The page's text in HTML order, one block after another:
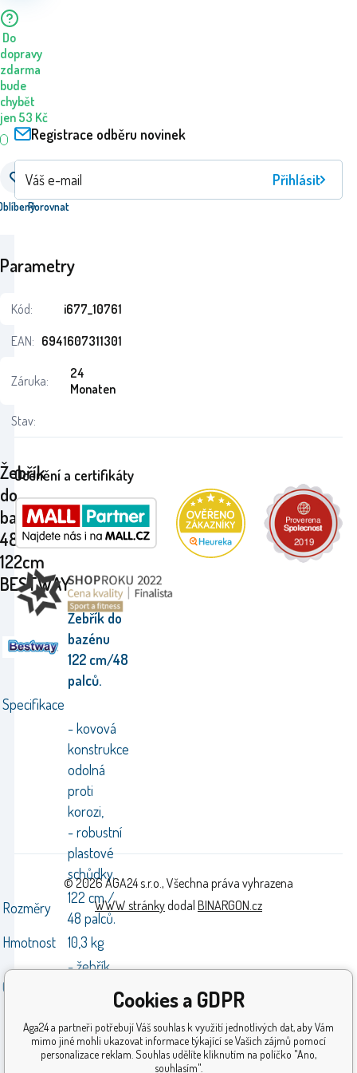
Do
dopravy
zdarma
bude
chybět
jen 53 Kč
Porovnat
Žebřík
do
bazénu
48
122cm
BESTWAY
Žebřík do
bazénu
122 cm/48
palců.
Specifikace
- kovová
konstrukce
odolná
proti
korozi,
- robustní
plastové
schůdky.
Rozměry
122 cm /
48 palců.
Hmotnost
10,3 kg
Obsah sady
- žebřík
EN16582-1;
EN16582-3
Parametry
Kód:
i677_10761
EAN: 6941607311301
Záruka:
24
Monaten
Stav:
Registrace odběru novinek
Přihlásit
Ocenění a certifikáty
© 2026 AGA24 s.r.o., Všechna práva vyhrazena
WWW stránkydodal BINARGON.cz
Cookies a GDPR
Aga24 a partneři potřebují Váš souhlas k využití jednotlivých dat, aby Vám
mimo jiné mohli ukazovat informace týkající se Vašich zájmů pomocí
personalizace reklam. Souhlas udělíte kliknutím na políčko "Ano,
souhlasím".